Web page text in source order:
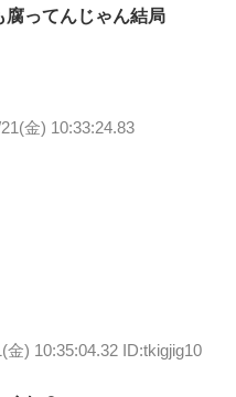
腐ってんじゃん結局
金) 10:33:24.83
金) 10:35:04.32 ID:tkigjig10